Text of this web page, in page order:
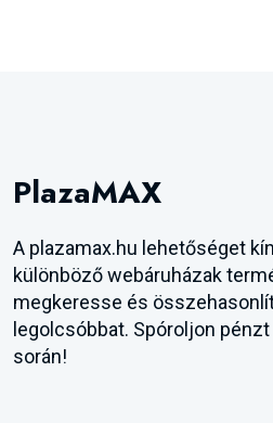
PlazaMAX
A plazamax.hu lehetőséget
különböző webáruházak
megkeresse és
legolcsóbbat. Spóroljon
során!